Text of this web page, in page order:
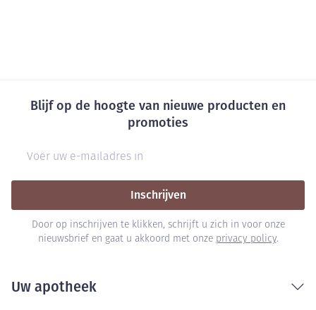
Blijf op de hoogte van nieuwe producten en
promoties
Inschrijven
Door op inschrijven te klikken, schrijft u zich in voor onze
nieuwsbrief en gaat u akkoord met onze privacy policy.
Uw apotheek